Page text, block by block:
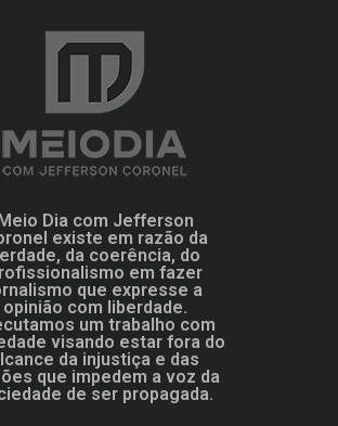
Meio Dia com Jefferson
existe em razão da
da coerência, do
em fazer
que expresse a
opinião com liberdade.
um trabalho com
visando estar fora do
da injustiça e das
que impedem a voz da
de ser propagada.